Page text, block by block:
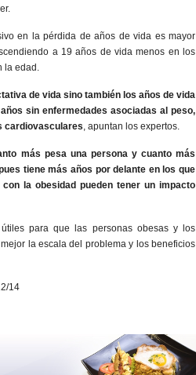
en la pérdida de años de vida es mayor
a 19 años de vida menos en los
la edad.
de vida sino también los años de vida
sin enfermedades asociadas al peso,
cardiovasculares, apuntan los expertos.
más pesa una persona y cuanto más
tiene más años por delante en los que
la obesidad pueden tener un impacto
para que las personas obesas y los
la escala del problema y los beneficios
14